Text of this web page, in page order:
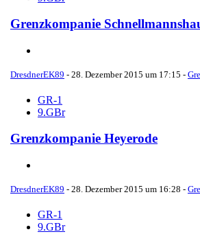
Grenzkompanie
DresdnerEK89 - 28. Dezember 2015 um 17:15 -
GR-1
9.GBr
Grenzkompanie Heyerode
DresdnerEK89 - 28. Dezember 2015 um 16:28 -
GR-1
9.GBr